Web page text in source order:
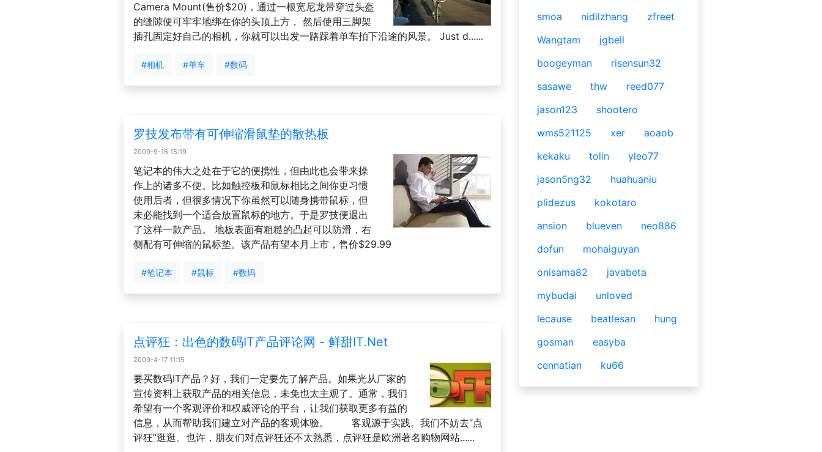
Camera Mount(售价$20)，通过一根宽尼龙带穿过头盔
的缝隙便可牢牢地绑在你的头顶上方， 然后使用三脚架
插孔固定好自己的相机，你就可以出发一路踩着单车拍下沿途的风景。 Just d......
#相机 #单车 #数码
罗技发布带有可伸缩滑鼠垫的散热板
2009-9-16 15:19
笔记本的伟大之处在于它的便携性，但由此也会带来操
作上的诸多不便。比如触控板和鼠标相比之间你更习惯
使用后者，但很多情况下你虽然可以随身携带鼠标，但
未必能找到一个适合放置鼠标的地方。于是罗技便退出
了这样一款产品。 地板表面有粗糙的凸起可以防滑，右
侧配有可伸缩的鼠标垫。该产品有望本月上市，售价$29.99
#笔记本 #鼠标 #数码
点评狂：出色的数码IT产品评论网 - 鲜甜IT.Net
2009-4-17 11:15
要买数码IT产品？好，我们一定要先了解产品。如果光从厂家的
宣传资料上获取产品的相关信息，未免也太主观了。通常，我们
希望有一个客观评价和权威评论的平台，让我们获取更多有益的
信息，从而帮助我们建立对产品的客观体验。 客观源于实践。我们不妨去“点
评狂”逛逛。也许，朋友们对点评狂还不太熟悉，点评狂是欧洲著名购物网站......
smoa
nidilzhang
zfreet
Wangtam
jgbell
boogeyman
risensun32
sasawe
thw
reed077
jason123
shootero
wms521125
xer
aoaob
kekaku
tolin
yleo77
jason5ng32
huahuaniu
plidezus
kokotaro
ansion
blueven
neo886
dofun
mohaiguyan
onisama82
javabeta
mybudai
unloved
lecause
beatlesan
hung
gosman
easyba
cennatian
ku66